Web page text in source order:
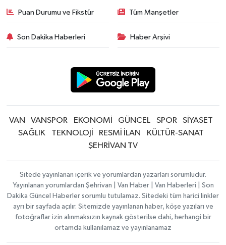
Puan Durumu ve Fikstür Tüm Manşetler
Son Dakika Haberleri Haber Arşivi
VAN VANSPOR EKONOMİ GÜNCEL SPOR
SİYASET
SAĞLIK
TEKNOLOJİ RESMİ İLAN
KÜLTÜR-SANAT
ŞEHRİVAN TV
Sitede yayınlanan içerik ve yorumlardan yazarları sorumludur.
Yayınlanan yorumlardan Şehrivan | Van Haber | Van Haberleri | Son
Dakika Güncel Haberler sorumlu tutulamaz. Sitedeki tüm harici linkler
ayrı bir sayfada açılır. Sitemizde yayınlanan haber, köşe yazıları ve
fotoğraflar izin alınmaksızın kaynak gösterilse dahi, herhangi bir
ortamda kullanılamaz ve yayınlanamaz